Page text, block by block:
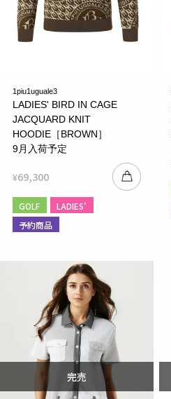
1piu1uguale3
LADIES' BIRD IN CAGE
JACQUARD KNIT
HOODIE［BROWN］
9月入荷予定
¥69,300
GOLF
LADIES'
予約商品